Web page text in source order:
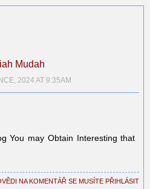
Mudah
2024 AT 9:35AM
You may Obtain Interesting that
NA KOMENTÁŘ SE MUSÍTE PŘIHLÁSIT